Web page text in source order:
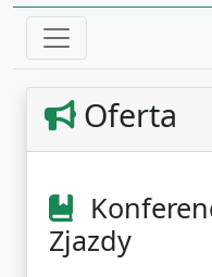
Oferta
Zjazdy